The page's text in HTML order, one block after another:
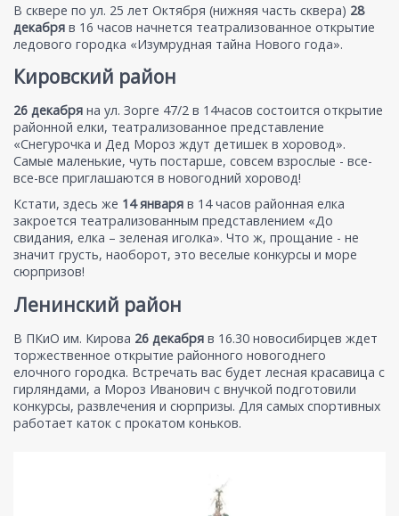
В сквере по ул. 25 лет Октября (нижняя часть сквера) 28
декабря в 16 часов начнется театрализованное открытие
ледового городка «Изумрудная тайна Нового года».
Кировский район
26 декабря на ул. Зорге 47/2 в 14часов состоится открытие
районной елки, театрализованное представление
«Снегурочка и Дед Мороз ждут детишек в хоровод».
Самые маленькие, чуть постарше, совсем взрослые - все-
все-все приглашаются в новогодний хоровод!
Кстати, здесь же 14 января в 14 часов районная елка
закроется театрализованным представлением «До
свидания, елка – зеленая иголка». Что ж, прощание - не
значит грусть, наоборот, это веселые конкурсы и море
сюрпризов!
Ленинский район
В ПКиО им. Кирова 26 декабря в 16.30 новосибирцев ждет
торжественное открытие районного новогоднего
елочного городка. Встречать вас будет лесная красавица с
гирляндами, а Мороз Иванович с внучкой подготовили
конкурсы, развлечения и сюрпризы. Для самых спортивных
работает каток с прокатом коньков.